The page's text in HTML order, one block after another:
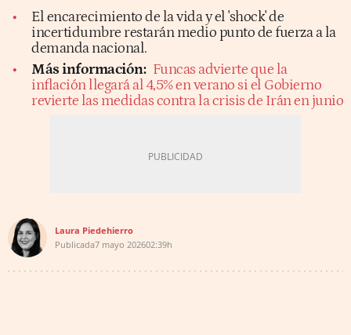
El encarecimiento de la vida y el 'shock' de
incertidumbre restarán medio punto de fuerza a la
demanda nacional.
Más información: Funcas advierte que la
inflación llegará al 4,5% en verano si el Gobierno
revierte las medidas contra la crisis de Irán en junio
Laura Piedehierro
Publicada7 mayo 202602:39h